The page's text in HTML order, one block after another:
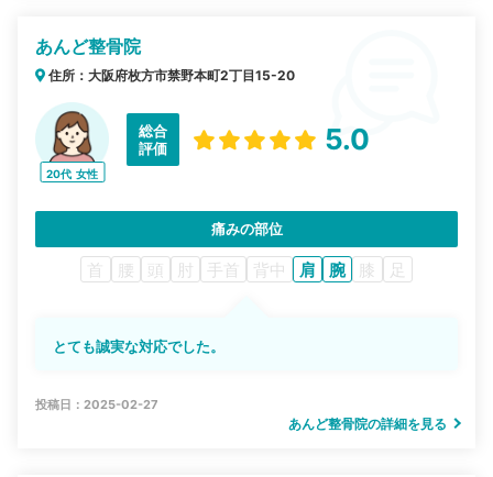
あんど整骨院
住所：大阪府枚方市禁野本町2丁目15-20
20代 女性
総合
評価
5.0
痛みの部位
首 腰 頭 肘 手首 背中 肩 腕 膝 足
とても誠実な対応でした。
投稿日：2025-02-27
あんど整骨院の詳細を見る